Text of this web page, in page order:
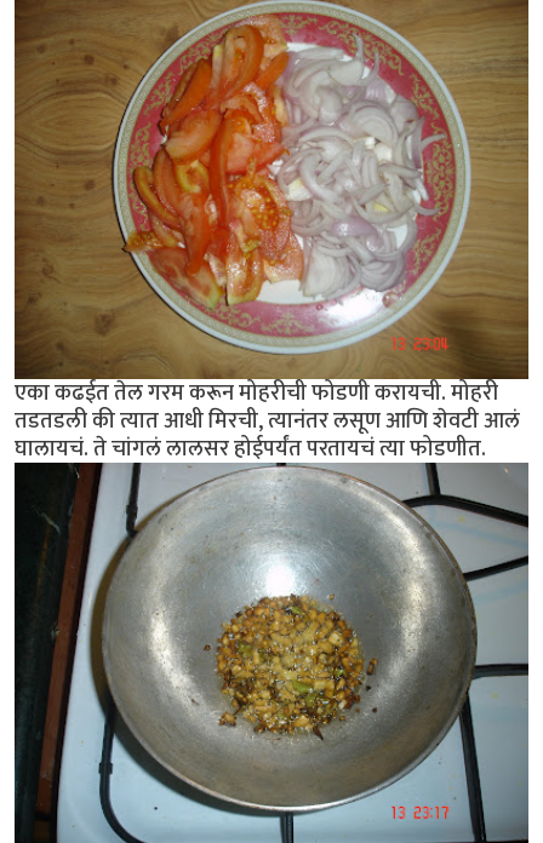
एका कढईत तेल गरम करून मोहरीची फोडणी करायची. मोहरी
तडतडली की त्यात आधी मिरची, त्यानंतर लसूण आणि शेवटी आलं
घालायचं. ते चांगलं लालसर होईपर्यंत परतायचं त्या फोडणीत.